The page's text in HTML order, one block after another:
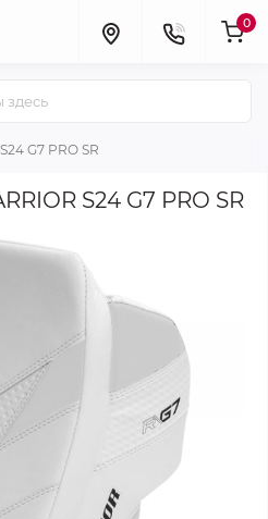
0
G7 PRO SR
S24 G7 PRO SR